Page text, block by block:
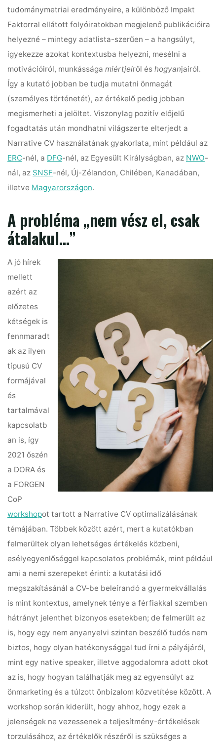
tudománymetriai eredményeire, a különböző Impakt
Faktorral ellátott folyóiratokban megjelenő publikációira
helyezné – mintegy adatlista-szerűen – a hangsúlyt,
igyekezze azokat kontextusba helyezni, mesélni a
motivációiról, munkásságamiértjeiről éshogyanjairól.
Így a kutató jobban be tudja mutatni önmagát
(személyes történetét), az értékelő pedig jobban
megismerheti a jelöltet. Viszonylag pozitív előjelű
fogadtatás után mondhatni világszerte elterjedt a
Narrative CV használatának gyakorlata, mint például az
ERC-nél, a DFG-nél, az Egyesült Királyságban, az NWO-
nál, az SNSF-nél, Új-Zélandon, Chilében, Kanadában,
illetve Magyarországon.
A probléma „nem vész el, csak
átalakul…”
A jó hírek
mellett
azért az
előzetes
kétségek is
fennmaradt
ak az ilyen
típusú CV
formájával
és
tartalmával
kapcsolatb
an is, így
2021 őszén
a DORA és
a FORGEN
CoP
workshopot tartott a Narrative CV optimalizálásának
témájában. Többek között azért, mert a kutatókban
felmerültek olyan lehetséges értékelés közbeni,
esélyegyenlőséggel kapcsolatos problémák, mint például
ami a nemi szerepeket érinti: a kutatási idő
megszakításánál a CV-be beleírandó a gyermekvállalás
is mint kontextus, amelynek ténye a férfiakkal szemben
hátrányt jelenthet bizonyos esetekben; de felmerült az
is, hogy egy nem anyanyelvi szinten beszélő tudós nem
biztos, hogy olyan hatékonysággal tud írni a pályájáról,
mint egy native speaker, illetve aggodalomra adott okot
az is, hogy hogyan találhatják meg az egyensúlyt az
önmarketing és a túlzott önbizalom közvetítése között. A
workshop során kiderült, hogy ahhoz, hogy ezek a
jelenségek ne vezessenek a teljesítmény-értékelések
torzulásához, az értékelők részéről is szükséges a